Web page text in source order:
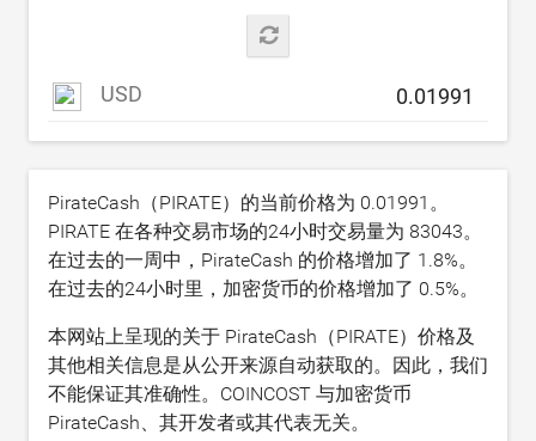
USD
PirateCash（PIRATE）的当前价格为 0.01991 。
PIRATE 在各种交易市场的24小时交易量为 83043。
在过去的一周中，PirateCash 的价格增加了 1.8%。
在过去的24小时里，加密货币的价格增加了 0.5%。
本网站上呈现的关于 PirateCash（PIRATE）价格及
其他相关信息是从公开来源自动获取的。因此，我们
不能保证其准确性。COINCOST 与加密货币
PirateCash、其开发者或其代表无关。